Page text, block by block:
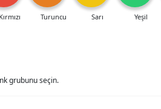
Kırmızı Turuncu Sarı Yeşil
grubunu seçin.